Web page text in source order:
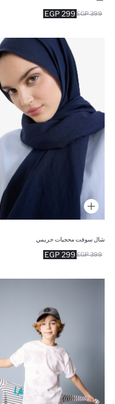
299 EGP 399 EGP
شال سوفت محجبات حريمي
299 EGP 399 EGP